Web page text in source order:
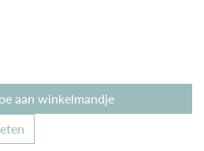
aan winkelmandje